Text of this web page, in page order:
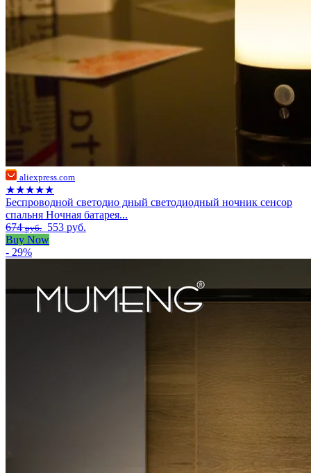
aliexpress.com
★★★★★
Беспроводной светодио дный светодиодный ночник сенсор
спальня Ночная батарея...
674руб. 553 руб.
Buy Now
- 29%